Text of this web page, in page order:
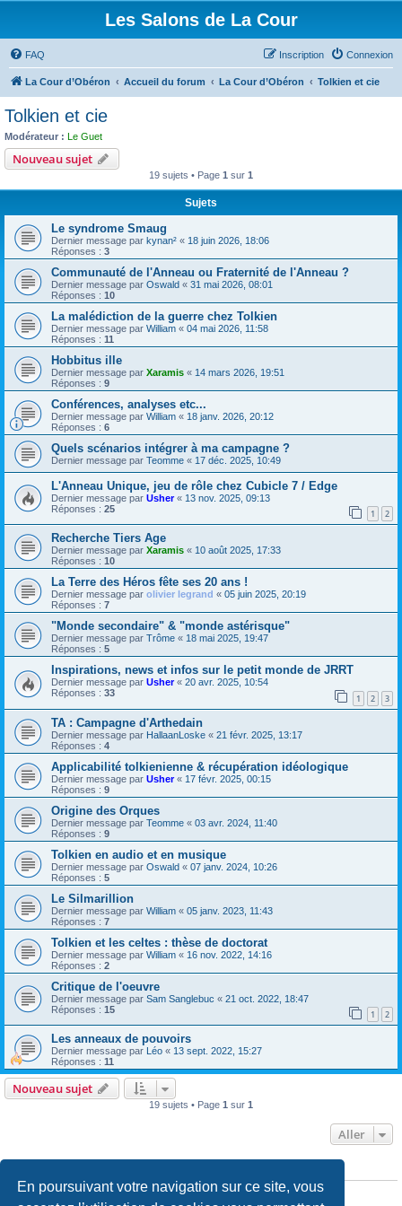
En poursuivant votre navigation sur ce site, vous
Les Salons de La Cour
FAQ Connexion
Inscription
La Cour d’Obéron Accueil du forum La Cour d’Obéron Tolkien et cie
Tolkien et cie
Modérateur : Le Guet
Nouveau sujet
19 sujets • Page 1 sur 1
Sujets
Le syndrome Smaug
Dernier message par kynan² « 18 juin 2026, 18:06
Réponses : 3
Communauté de l'Anneau ou Fraternité de l'Anneau ?
Dernier message par Oswald « 31 mai 2026, 08:01
Réponses : 10
La malédiction de la guerre chez Tolkien
Dernier message par William « 04 mai 2026, 11:58
Réponses : 11
Hobbitus ille
Dernier message par Xaramis « 14 mars 2026, 19:51
Réponses : 9
Conférences, analyses etc...
Dernier message par William « 18 janv. 2026, 20:12
Réponses : 6
Quels scénarios intégrer à ma campagne ?
Dernier message par Teomme « 17 déc. 2025, 10:49
L'Anneau Unique, jeu de rôle chez Cubicle 7 / Edge
Dernier message par Usher« 13 nov. 2025, 09:13
Réponses : 25 1 2
Recherche Tiers Age
Dernier message par Xaramis « 10 août 2025, 17:33
Réponses : 10
La Terre des Héros fête ses 20 ans !
Dernier message par olivier legrand « 05 juin 2025, 20:19
Réponses : 7
"Monde secondaire" & "monde astérisque"
Dernier message par Trôme « 18 mai 2025, 19:47
Réponses : 5
Inspirations, news et infos sur le petit monde de JRRT
Dernier message par Usher« 20 avr. 2025, 10:54
Réponses : 33 1 2 3
TA : Campagne d'Arthedain
Dernier message par HallaanLoske « 21 févr. 2025, 13:17
Réponses : 4
Applicabilité tolkienienne & récupération idéologique
Dernier message par Usher« 17 févr. 2025, 00:15
Réponses : 9
Origine des Orques
Dernier message par Teomme « 03 avr. 2024, 11:40
Réponses : 9
Tolkien en audio et en musique
Dernier message par Oswald « 07 janv. 2024, 10:26
Réponses : 5
Le Silmarillion
Dernier message par William « 05 janv. 2023, 11:43
Réponses : 7
Tolkien et les celtes : thèse de doctorat
Dernier message par William « 16 nov. 2022, 14:16
Réponses : 2
Critique de l'oeuvre
Dernier message par Sam Sanglebuc « 21 oct. 2022, 18:47
Réponses : 15 1 2
Les anneaux de pouvoirs
Dernier message par Léo « 13 sept. 2022, 15:27
Réponses : 11
Nouveau sujet
19 sujets • Page 1 sur 1
Aller
Vousne pouvez paspublier de nouveaux sujets dans ce forum
Vousne pouvez pasrépondre aux sujets dans ce forum